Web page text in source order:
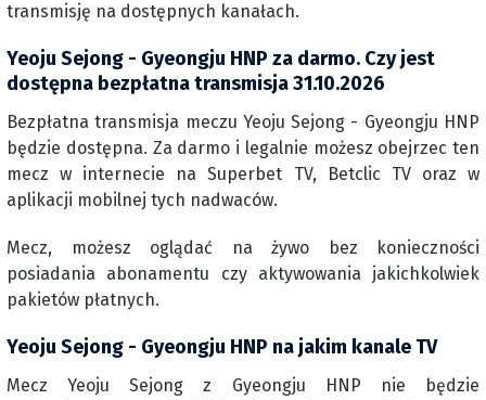
transmisję na dostępnych kanałach.
Yeoju Sejong - Gyeongju HNP za darmo. Czy jest
dostępna bezpłatna transmisja 31.10.2026
Bezpłatna transmisja meczu Yeoju Sejong - Gyeongju HNP
będzie dostępna. Za darmo i legalnie możesz obejrzec ten
mecz w internecie na Superbet TV, Betclic TV oraz w
aplikacji mobilnej tych nadwaców.
Mecz, możesz oglądać na żywo bez konieczności
posiadania abonamentu czy aktywowania jakichkolwiek
pakietów płatnych.
Yeoju Sejong - Gyeongju HNP na jakim kanale TV
Mecz Yeoju Sejong z Gyeongju HNP nie będzie